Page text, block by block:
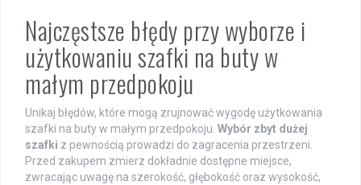
Najczęstsze błędy przy wyborze i
użytkowaniu szafki na buty w
małym przedpokoju
Unikaj błędów, które mogą zrujnować wygodę użytkowania
szafki na buty w małym przedpokoju. Wybór zbyt dużej
szafki z pewnością prowadzi do zagracenia przestrzeni.
Przed zakupem zmierz dokładnie dostępne miejsce,
zwracając uwagę na szerokość, głębokość oraz wysokość,